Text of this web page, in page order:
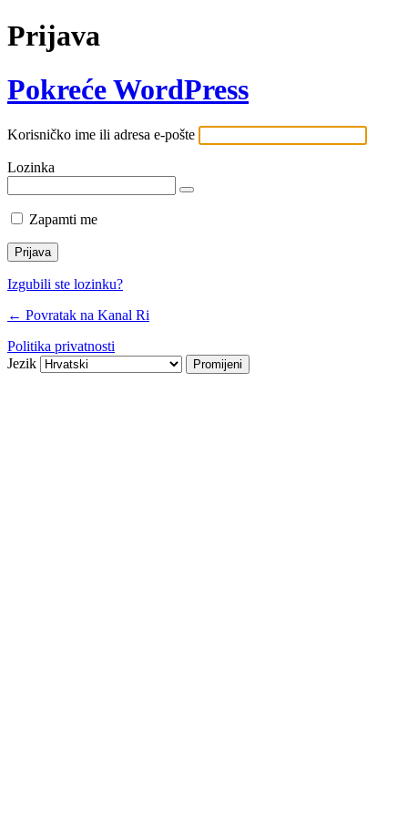
Prijava
Pokreće WordPress
Korisničko ime ili adresa e-pošte
Lozinka
Zapamti me
Izgubili ste lozinku?
← Povratak na Kanal Ri
Politika privatnosti
Jezik